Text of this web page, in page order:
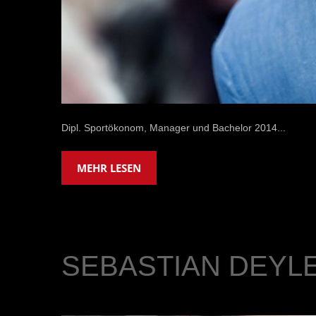
Dipl. Sportökonom, Manager und Bachelor 2014...
MEHR LESEN
SEBASTIAN